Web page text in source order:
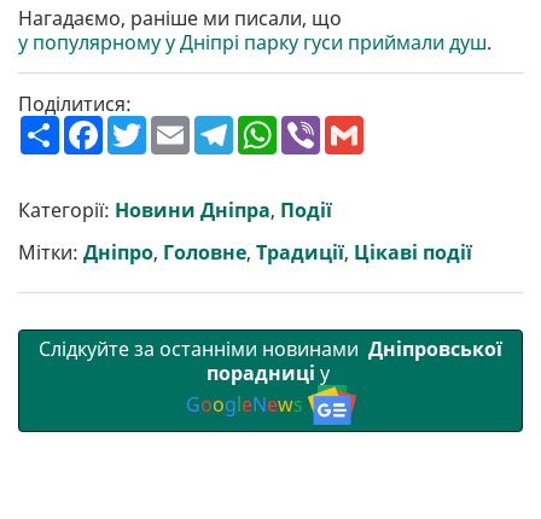
Нагадаємо, раніше ми писали, що
у популярному у Дніпрі парку гуси приймали душ.
Поділитися:
П
о
р
и
т
и
F
a
b
o
o
k
T
w
t
e
r
E
m
l
T
e
g
r
a
m
W
h
s
A
p
p
V
r
Категорії: Новини Дніпра, Події
Мітки: Дніпро, Головне, Традиції, Цікаві події
Слідкуйте за останніми новинами Дніпровської
порадниці у
GoogleNews